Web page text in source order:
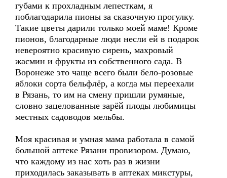
губами к прохладным лепесткам, я
поблагодарила пионы за сказочную прогулку.
Такие цветы дарили только моей маме! Кроме
пионов, благодарные люди несли ей в подарок
невероятно красивую сирень, махровый
жасмин и фрукты из собственного сада. В
Воронеже это чаще всего были бело-розовые
яблоки сорта бельфлёр, а когда мы переехали
в Рязань, то им на смену пришли румяные,
словно зацелованные зарёй плоды любимицы
местных садоводов мельбы.
Моя красивая и умная мама работала в самой
большой аптеке Рязани провизором. Думаю,
что каждому из нас хоть раз в жизни
приходилась заказывать в аптеках микстуры,